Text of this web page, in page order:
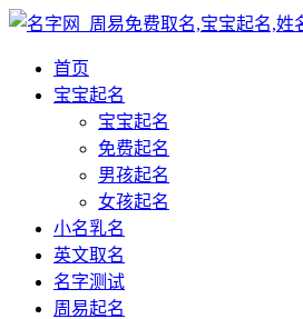
首页
宝宝起名
宝宝起名
免费起名
男孩起名
女孩起名
小名乳名
英文取名
名字测试
周易起名